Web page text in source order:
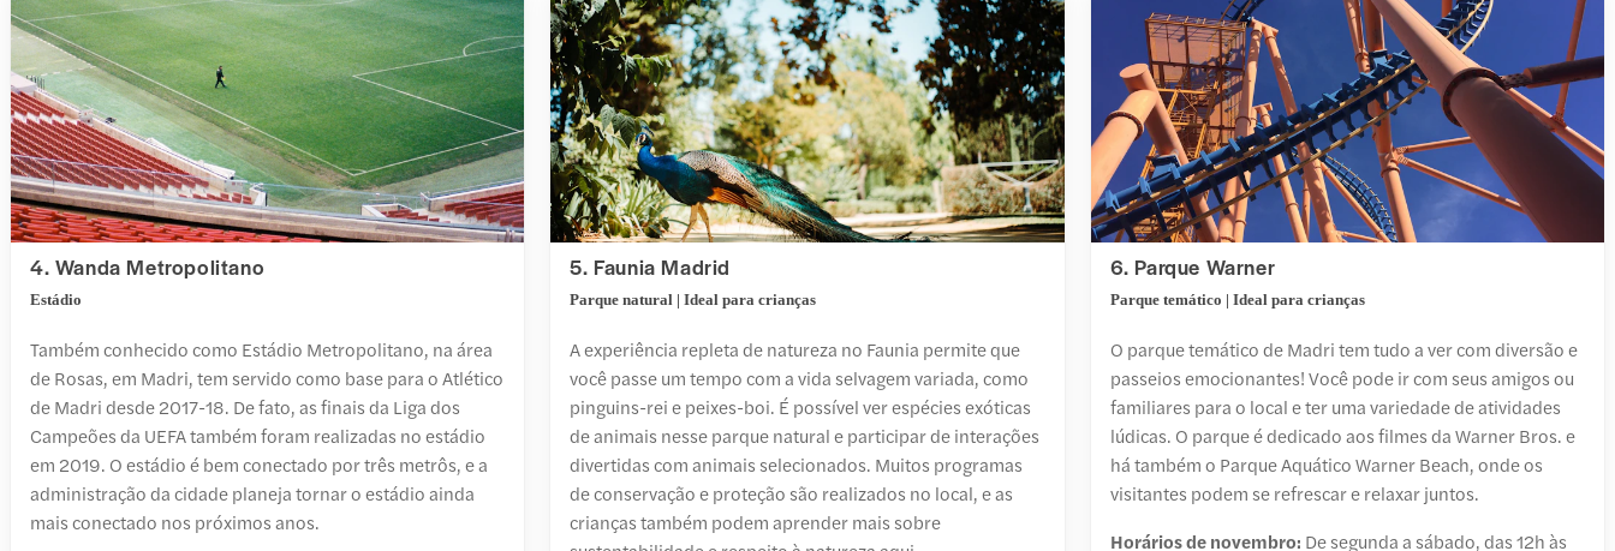
4. Wanda Metropolitano
Estádio
Também conhecido como Estádio Metropolitano, na área
de Rosas, em Madri, tem servido como base para o Atlético
de Madri desde 2017-18. De fato, as finais da Liga dos
Campeões da UEFA também foram realizadas no estádio
em 2019. O estádio é bem conectado por três metrôs, e a
administração da cidade planeja tornar o estádio ainda
mais conectado nos próximos anos.
5. Faunia Madrid
Parque natural | Ideal para crianças
A experiência repleta de natureza no Faunia permite que
você passe um tempo com a vida selvagem variada, como
pinguins-rei e peixes-boi. É possível ver espécies exóticas
de animais nesse parque natural e participar de interações
divertidas com animais selecionados. Muitos programas
de conservação e proteção são realizados no local, e as
crianças também podem aprender mais sobre
6. Parque Warner
Parque temático | Ideal para crianças
O parque temático de Madri tem tudo a ver com diversão e
passeios emocionantes! Você pode ir com seus amigos ou
familiares para o local e ter uma variedade de atividades
lúdicas. O parque é dedicado aos filmes da Warner Bros. e
há também o Parque Aquático Warner Beach, onde os
visitantes podem se refrescar e relaxar juntos.
Horários de novembro: De segunda a sábado, das 12h às